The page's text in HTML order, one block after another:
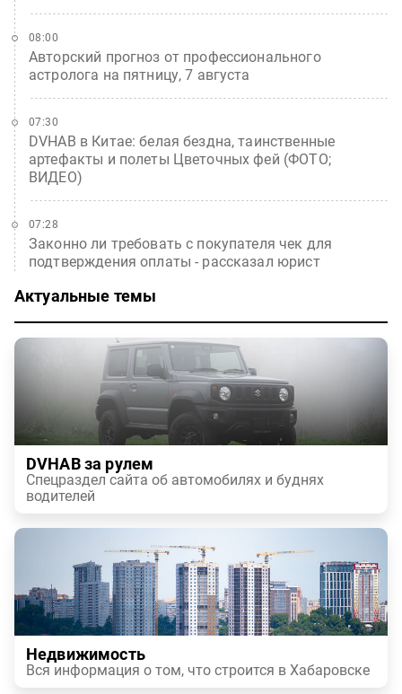
Авторский прогноз от профессионального
астролога на пятницу, 7 августа
08:00
DVHAB в Китае: белая бездна, таинственные
артефакты и полеты Цветочных фей (ФОТО;
ВИДЕО)
07:30
Законно ли требовать с покупателя чек для
подтверждения оплаты - рассказал юрист
07:28
Актуальные темы
DVHAB за рулем
Спецраздел сайта об автомобилях и буднях
водителей
Недвижимость
Вся информация о том, что строится в Хабаровске